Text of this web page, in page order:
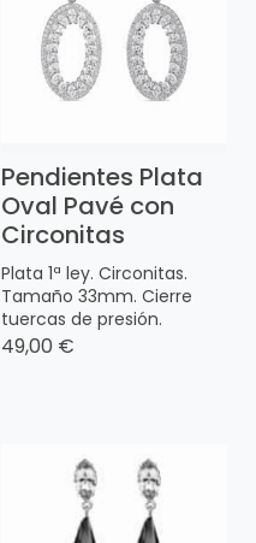
Pendientes Plata
Oval Pavé con
Circonitas
Plata 1ª ley. Circonitas.
Tamaño 33mm. Cierre
tuercas de presión.
49,00 €